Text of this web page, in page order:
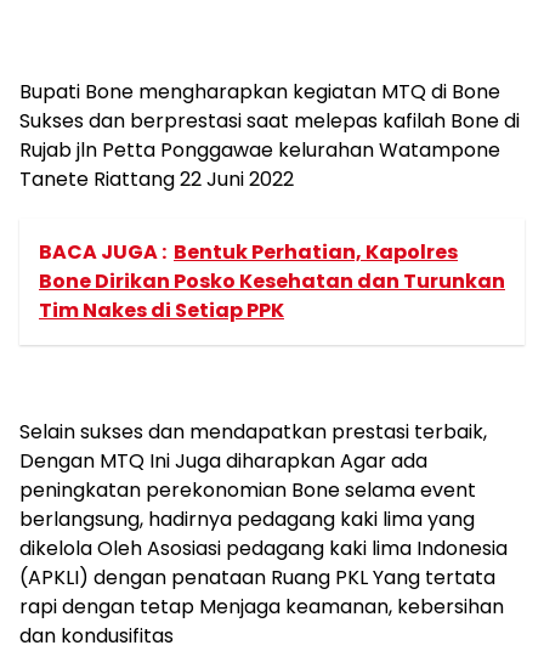
Bupati Bone mengharapkan kegiatan MTQ di Bone
Sukses dan berprestasi saat melepas kafilah Bone di
Rujab jln Petta Ponggawae kelurahan Watampone
Tanete Riattang 22 Juni 2022
BACA JUGA : Bentuk Perhatian, Kapolres
Bone Dirikan Posko Kesehatan dan Turunkan
Tim Nakes di Setiap PPK
Selain sukses dan mendapatkan prestasi terbaik,
Dengan MTQ Ini Juga diharapkan Agar ada
peningkatan perekonomian Bone selama event
berlangsung, hadirnya pedagang kaki lima yang
dikelola Oleh Asosiasi pedagang kaki lima Indonesia
(APKLI) dengan penataan Ruang PKL Yang tertata
rapi dengan tetap Menjaga keamanan, kebersihan
dan kondusifitas